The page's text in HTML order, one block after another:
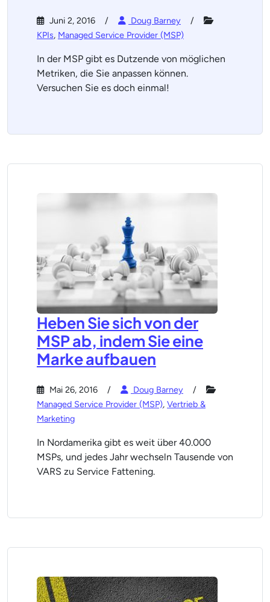
Juni 2, 2016
Doug Barney
KPIs, Managed Service Provider (MSP)
In der MSP gibt es Dutzende von möglichen
Metriken, die Sie anpassen können.
Versuchen Sie es doch einmal!
Heben Sie sich von der
MSP ab, indem Sie eine
Marke aufbauen
Mai 26, 2016
Doug Barney
Managed Service Provider (MSP), Vertrieb &
Marketing
In Nordamerika gibt es weit über 40.000
MSPs, und jedes Jahr wechseln Tausende von
VARS zu Service Fattening.